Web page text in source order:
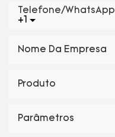
+1
Telefone/WhatsApp
Nome Da Empresa
Produto
Parâmetros